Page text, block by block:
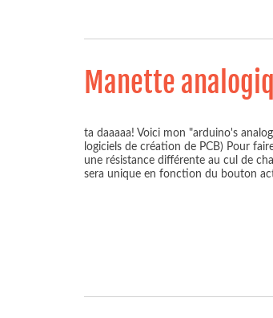
Manette
ta daaaaa! Voici mon "arduino's
logiciels de création de PCB) Pour
une résistance différente au cul de
sera unique en fonction du bouton